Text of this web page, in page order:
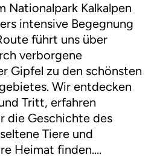
Nationalpark Kalkalpen
intensive Begegnung
führt uns über
verborgene
Gipfel zu den schönsten
Wir entdecken
Tritt, erfahren
die Geschichte des
Tiere und
Heimat finden.